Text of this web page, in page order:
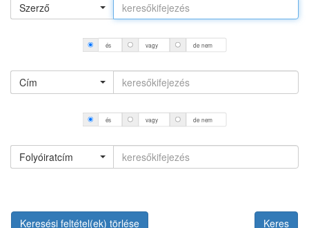
Szerző
és vagy de nem
Cím
és vagy de nem
Folyóiratcím
Keresési feltétel(ek) törlése